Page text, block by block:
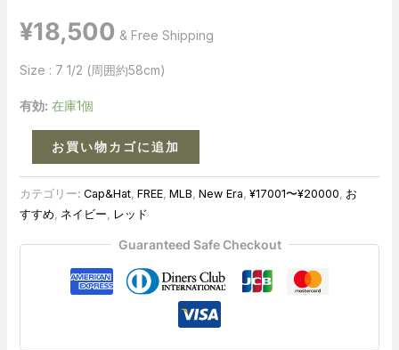
¥18,500 & Free Shipping
Size : 7 1/2 (周囲約58cm)
有効: 在庫1個
お買い物カゴに追加
カテゴリー: Cap&Hat, FREE, MLB New Era ¥17001〜¥20000 お
すすめ ネイビー レッド
Guaranteed Safe Checkout